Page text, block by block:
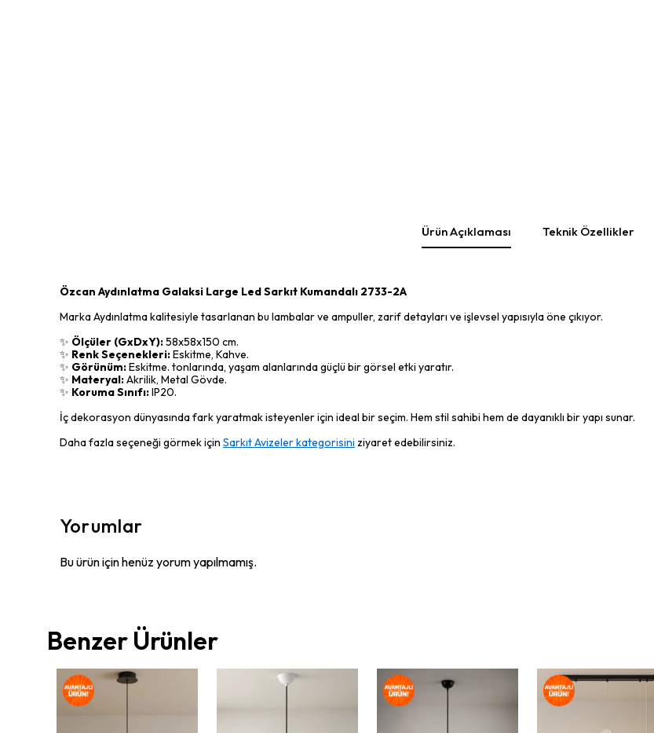
Ürün Açıklaması Teknik Özellikler
Özcan Aydınlatma Galaksi Large Led Sarkıt Kumandalı 2733-2A
Marka Aydınlatma kalitesiyle tasarlanan bu lambalar ve ampuller, zarif detayları ve işlevsel yapısıyla öne çıkıyor.
✨ Ölçüler (GxDxY):58x58x150 cm.
✨ Renk Seçenekleri:Eskitme, Kahve.
✨ Görünüm:Eskitme. tonlarında, yaşam alanlarında güçlü bir görsel etki yaratır.
✨ Materyal:Akrilik, Metal Gövde.
✨ Koruma Sınıfı:IP20.
İç dekorasyon dünyasında fark yaratmak isteyenler için ideal bir seçim. Hem stil sahibi hem de dayanıklı bir yapı sunar.
Daha fazla seçeneği görmek için Sarkıt Avizeler kategorisini ziyaret edebilirsiniz.
Yorumlar
Bu ürün için henüz yorum yapılmamış.
Benzer Ürünler